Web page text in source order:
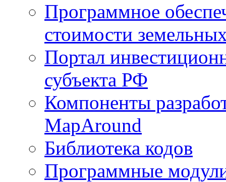
Программное
стоимости
Портал
субъекта РФ
Компоненты
MapAround
Библиотека кодов
Программные